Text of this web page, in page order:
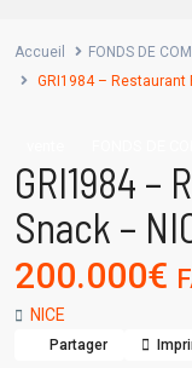
Accueil FONDS DE
GRI1984 – Restaurant
GRI1984 –
Snack –
200.000€
NICE
Partager